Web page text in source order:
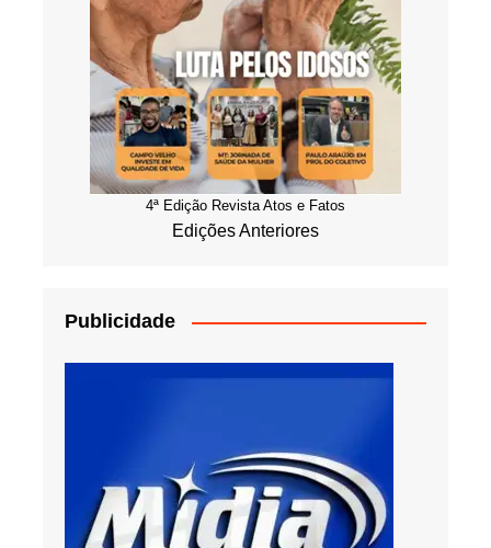
4ª Edição Revista Atos e Fatos
Edições Anteriores
Publicidade